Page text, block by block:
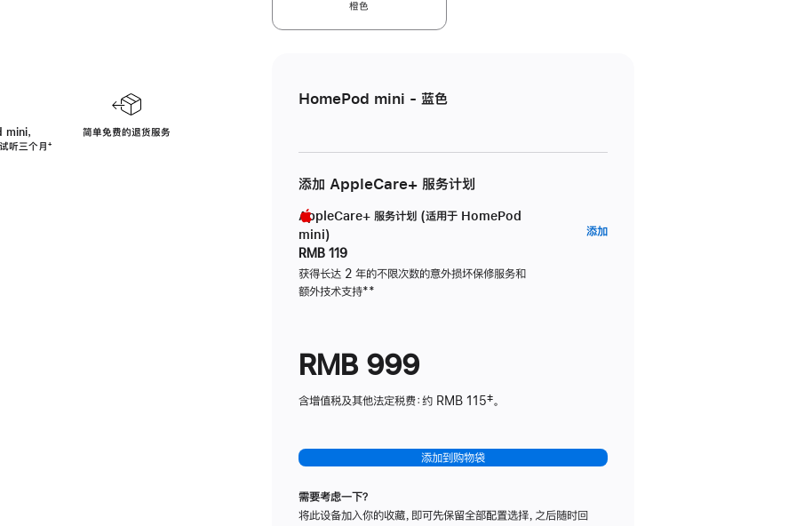
，
听三个月脚
⁺
简单免费的退货服务
橙色
HomePod mini - 蓝色
添加 AppleCare+ 服务计划
AppleCare+ 服务计划 (适用于 HomePod
mini)
RMB 119
获得长达 2 年的不限次数的意外损坏保修服务和
额外技术支持脚
**
添加AppleCare+
RMB 999
含增值税及其他法定税费：约 RMB 115‡。
添加到购物袋
需要考虑一下？
将此设备加入你的收藏，即可先保留全部配置选择，之后随时回